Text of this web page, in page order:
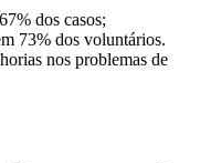
dos casos;
73% dos voluntários.
nos problemas de